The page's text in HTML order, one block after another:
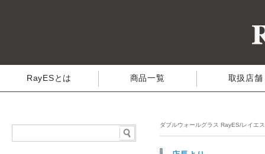
RayESとは 商品一覧 取扱店舗
ダブルウォールグラス RayES/レイエ